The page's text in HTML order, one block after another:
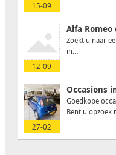
15-09
12-09
Alfa
Zoekt u naar
in…
27-02
Occasions
Goedkope
Bent u opzoek